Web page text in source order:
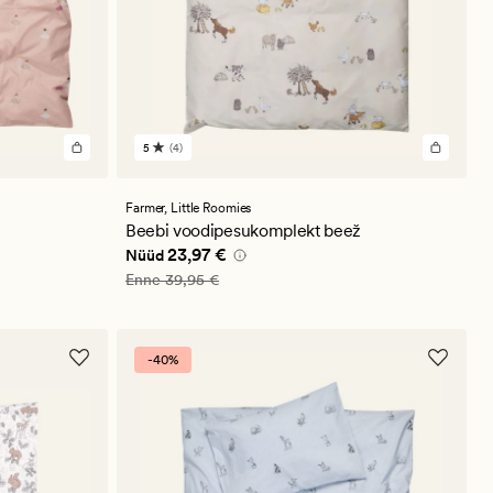
4
hinnanguga
5
5 (4)
Farmer, Little Roomies
Beebi voodipesukomplekt beež
Nåværende pris_ee
Nüüd23,97 €
Vanlig pris_ee
Enne39,95 €
-40%